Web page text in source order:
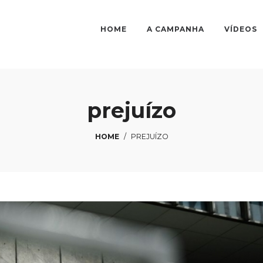
HOME A CAMPANHA VÍDEOS
prejuízo
HOME / PREJUÍZO